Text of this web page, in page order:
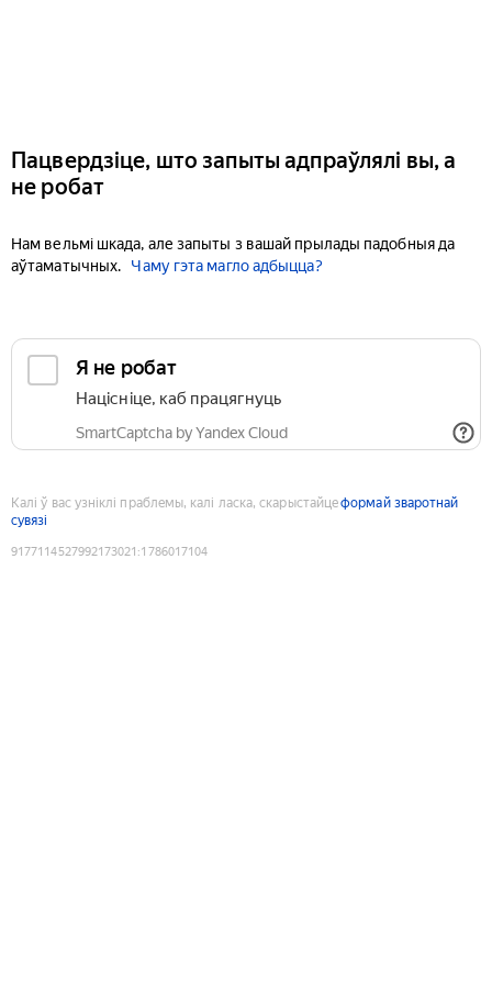
Пацвердзіце, што запыты адпраўлялі вы, а
не робат
Нам вельмі шкада, але запыты з вашай прылады падобныя да
аўтаматычных.
Чаму гэта магло адбыцца?
Я не робат
Націсніце, каб працягнуць
SmartCaptcha by Yandex Cloud
Калі ў вас узніклі праблемы, калі ласка, скарыстайцеформай зваротнай
сувязі
9177114527992173021 :1786017104